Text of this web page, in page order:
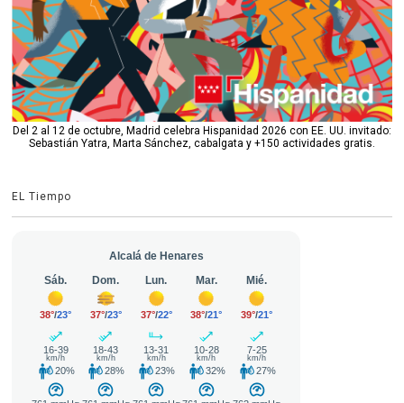
Del 2 al 12 de octubre, Madrid celebra Hispanidad 2026 con EE. UU. invitado:
Sebastián Yatra, Marta Sánchez, cabalgata y +150 actividades gratis.
EL Tiempo